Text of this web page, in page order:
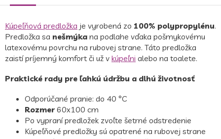
Kúpeľňová predložka je vyrobená zo 100% polypropylénu.
Predložka sa nešmýka na podlahe vďaka pošmykovému
latexovému povrchu na rubovej strane. Táto predložka
zaistí príjemný komfort či už v kúpeľni alebo na toalete.
Praktické rady pre ľahkú údržbu a dlhú životnosť
Odporúčané pranie: do 40 °C
Rozmer 60x100 cm
Po vypraní predložek zvoľte šetrné odstredenie
Kúpeľňové predložky sú opatrené na rubovej strane